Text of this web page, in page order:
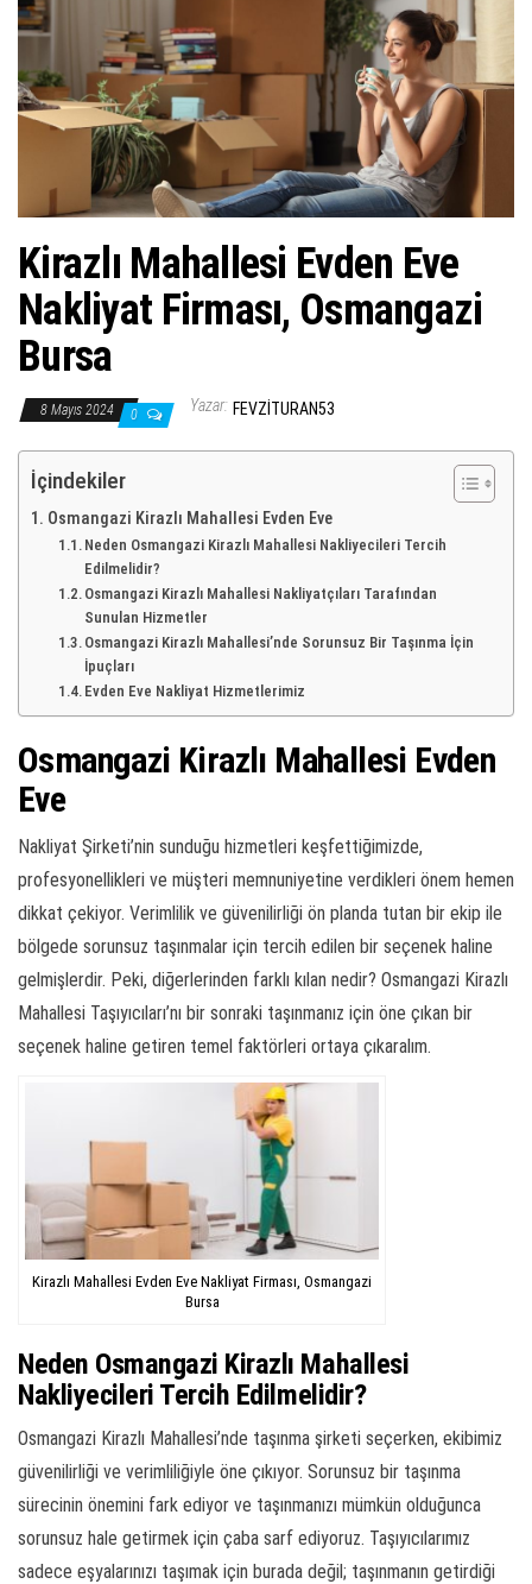
Kirazlı Mahallesi Evden Eve
Nakliyat Firması, Osmangazi
Bursa
8 Mayıs 2024 0 Yazar: FEVZITURAN53
İçindekiler
Osmangazi Kirazlı Mahallesi Evden Eve
Neden Osmangazi Kirazlı Mahallesi Nakliyecileri Tercih
Edilmelidir?
Osmangazi Kirazlı Mahallesi Nakliyatçıları Tarafından
Sunulan Hizmetler
Osmangazi Kirazlı Mahallesi’nde Sorunsuz Bir Taşınma İçin
İpuçları
Evden Eve Nakliyat Hizmetlerimiz
Osmangazi Kirazlı Mahallesi Evden
Eve
Nakliyat Şirketi’nin sunduğu hizmetleri keşfettiğimizde,
profesyonellikleri ve müşteri memnuniyetine verdikleri önem hemen
dikkat çekiyor. Verimlilik ve güvenilirliği ön planda tutan bir ekip ile
bölgede sorunsuz taşınmalar için tercih edilen bir seçenek haline
gelmişlerdir. Peki, diğerlerinden farklı kılan nedir? Osmangazi Kirazlı
Mahallesi Taşıyıcıları’nı bir sonraki taşınmanız için öne çıkan bir
seçenek haline getiren temel faktörleri ortaya çıkaralım.
Kirazlı Mahallesi Evden Eve Nakliyat Firması, Osmangazi
Bursa
Neden Osmangazi Kirazlı Mahallesi
Nakliyecileri Tercih Edilmelidir?
Osmangazi Kirazlı Mahallesi’nde taşınma şirketi seçerken, ekibimiz
güvenilirliği ve verimliliğiyle öne çıkıyor. Sorunsuz bir taşınma
sürecinin önemini fark ediyor ve taşınmanızı mümkün olduğunca
sorunsuz hale getirmek için çaba sarf ediyoruz. Taşıyıcılarımız
sadece eşyalarınızı taşımak için burada değil; taşınmanın getirdiği